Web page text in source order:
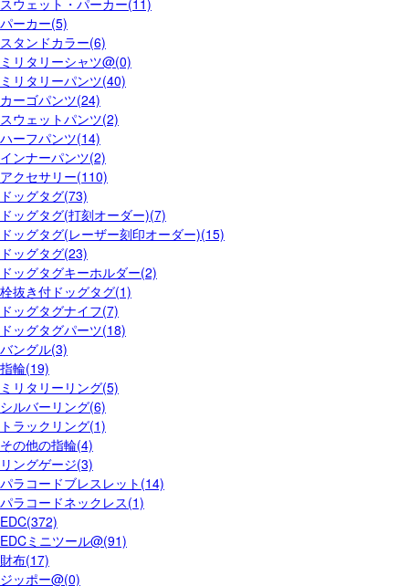
スウェット・パーカー(11)
パーカー(5)
スタンドカラー(6)
ミリタリーシャツ@(0)
ミリタリーパンツ(40)
カーゴパンツ(24)
スウェットパンツ(2)
ハーフパンツ(14)
インナーパンツ(2)
アクセサリー(110)
ドッグタグ(73)
ドッグタグ(打刻オーダー)(7)
ドッグタグ(レーザー刻印オーダー)(15)
ドッグタグ(23)
ドッグタグキーホルダー(2)
栓抜き付ドッグタグ(1)
ドッグタグナイフ(7)
ドッグタグパーツ(18)
バングル(3)
指輪(19)
ミリタリーリング(5)
シルバーリング(6)
トラックリング(1)
その他の指輪(4)
リングゲージ(3)
パラコードブレスレット(14)
パラコードネックレス(1)
EDC(372)
EDCミニツール@(91)
財布(17)
ジッポー@(0)